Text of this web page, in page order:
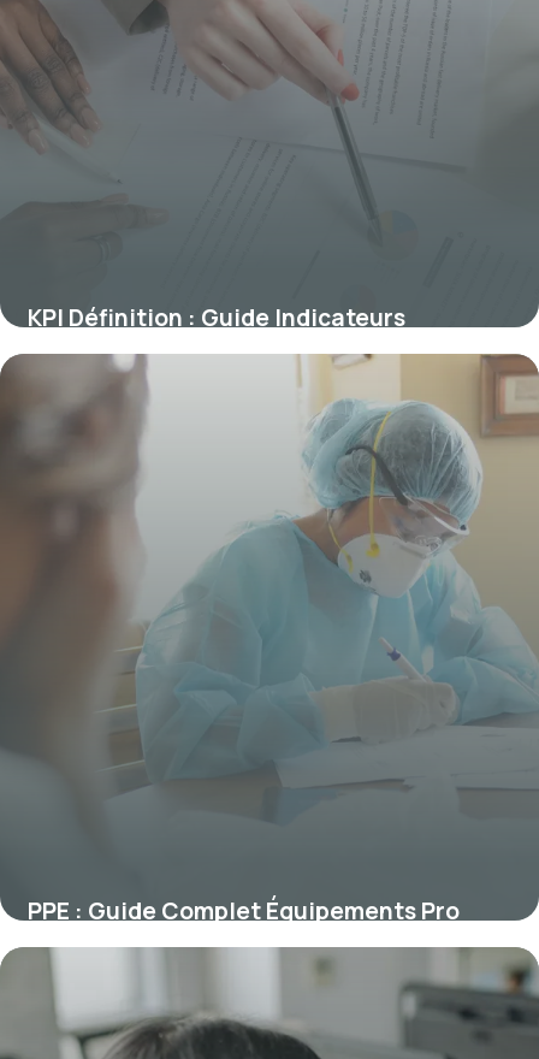
KPI Définition : Guide Indicateurs
Performance 2026
PPE : Guide Complet Équipements Pro
2026